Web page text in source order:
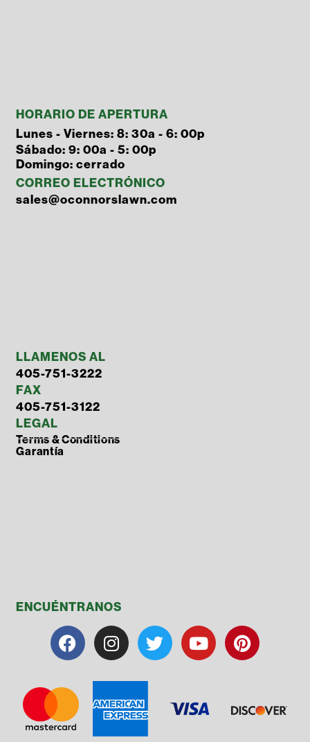
HORARIO DE APERTURA
Lunes - Viernes: 8: 30a - 6: 00p
Sábado: 9: 00a - 5: 00p
Domingo: cerrado
CORREO ELECTRÓNICO
sales@oconnorslawn.com
LLAMENOS AL
405-751-3222
FAX
405-751-3122
LEGAL
Terms & Conditions
Garantía
ENCUÉNTRANOS